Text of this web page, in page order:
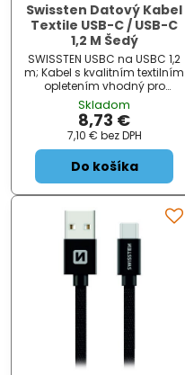
Swissten Datový Kabel
Textile USB-C / USB-C
1,2 M Šedý
SWISSTEN USBC na USBC 1,2
m; Kabel s kvalitním textilním
opletením vhodný pro
propojení zařízení s konektory
USB typu C. Podporuje
nabíjení proudem až 3 A.
ZÁKLADNÍ SPECIFIKACE;
Konekto...
Skladom
8,73 €
7,10 € bez DPH
Do košíka